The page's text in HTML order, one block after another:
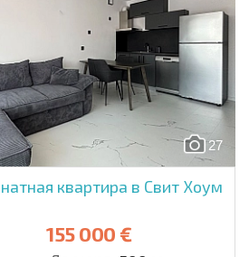
27
квартира в Свит Хоум
155 000 €